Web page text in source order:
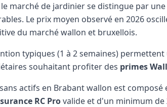
marché de jardinier se distingue par
Le prix moyen observé en 2026
du marché wallon et bruxellois.
typiques (1 à 2 semaines)
souhaitant profiter des primes
actifs en Brabant wallon est
RC Provalide et d'un minimum de